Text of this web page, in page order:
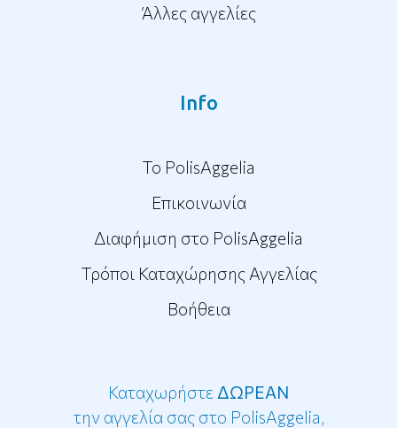
Άλλες αγγελίες
Info
To PolisAggelia
Επικοινωνία
Διαφήμιση στο PolisAggelia
Τρόποι Καταχώρησης Αγγελίας
Βοήθεια
Καταχωρήστε ΔΩΡΕΑΝ
την αγγελία σας στο PolisAggelia,